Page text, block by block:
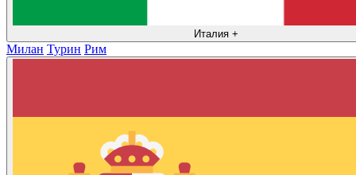
Италия +
Милан Турин Рим